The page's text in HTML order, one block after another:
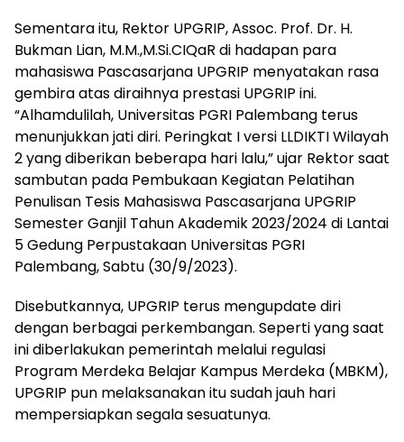
Sementara itu, Rektor UPGRIP, Assoc. Prof. Dr. H.
Bukman Lian, M.M.,M.Si.CIQaR di hadapan para
mahasiswa Pascasarjana UPGRIP menyatakan rasa
gembira atas diraihnya prestasi UPGRIP ini.
“Alhamdulilah, Universitas PGRI Palembang terus
menunjukkan jati diri. Peringkat I versi LLDIKTI Wilayah
2 yang diberikan beberapa hari lalu,” ujar Rektor saat
sambutan pada Pembukaan Kegiatan Pelatihan
Penulisan Tesis Mahasiswa Pascasarjana UPGRIP
Semester Ganjil Tahun Akademik 2023/2024 di Lantai
5 Gedung Perpustakaan Universitas PGRI
Palembang, Sabtu (30/9/2023).
Disebutkannya, UPGRIP terus mengupdate diri
dengan berbagai perkembangan. Seperti yang saat
ini diberlakukan pemerintah melalui regulasi
Program Merdeka Belajar Kampus Merdeka (MBKM),
UPGRIP pun melaksanakan itu sudah jauh hari
mempersiapkan segala sesuatunya.